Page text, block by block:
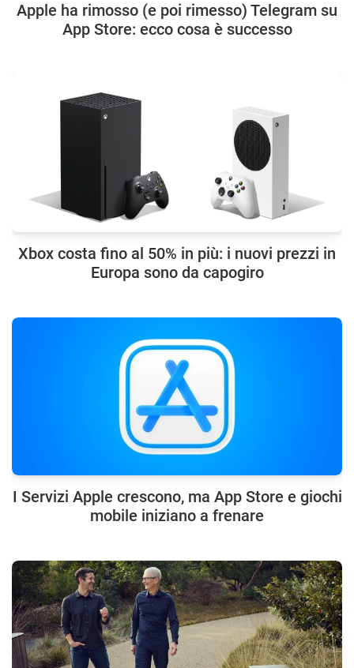
Apple ha rimosso (e poi rimesso) Telegram su
App Store: ecco cosa è successo
Xbox costa fino al 50% in più: i nuovi prezzi in
Europa sono da capogiro
I Servizi Apple crescono, ma App Store e giochi
mobile iniziano a frenare